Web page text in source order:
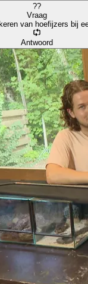
??
Vraag
van hoefijzers bij
Antwoord